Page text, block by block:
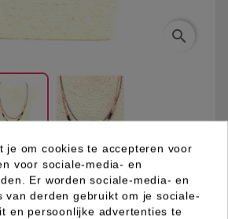
search
je om cookies te accepteren voor
voor sociale-media- en
Er worden sociale-media- en
van derden gebruikt om je sociale-
en persoonlijke advertenties te